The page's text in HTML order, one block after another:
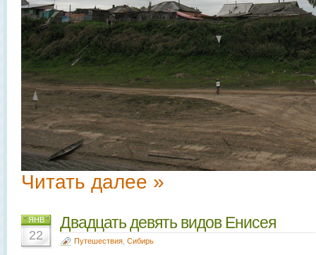
Читать далее »
ЯНВ
22
Двадцать девять видов Енисея
Путешествия Сибирь